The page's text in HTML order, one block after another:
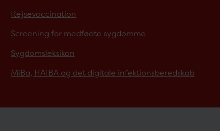
Rejsevaccination
Screening for medfødte sygdomme
Sygdomsleksikon
MiBa, HAIBA og det digitale infektionsberedskab